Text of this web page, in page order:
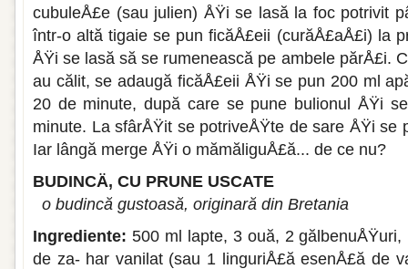
cubuleÅ£e (sau julien) ÅŸi se lasă la foc potrivit
într-o altă tigaie se pun ficăÅ£eii (curăÅ£aÅ£i) la
ÅŸi se lasă să se rumenească pe ambele părÅ£i.
au călit, se adaugă ficăÅ£eii ÅŸi se pun 200 ml
20 de minute, după care se pune bulionul ÅŸi
minute. La sfârÅŸit se potriveÅŸte de sare ÅŸi se
Iar lângă merge ÅŸi o mămăliguÅ£ă... de ce nu?
BUDINCÄ‚ CU PRUNE USCATE
o budincă gustoasă, originară din Bretania
Ingrediente: 500 ml lapte, 3 ouă, 2
de za- har vanilat (sau 1 linguriÅ£ă esenÅ£ă de